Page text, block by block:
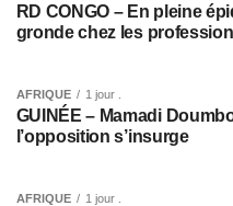
RD CONGO – En pleine
gronde chez les
AFRIQUE 1 jour .
GUINÉE – Mamadi
l’opposition s’insurge
AFRIQUE 1 jour .